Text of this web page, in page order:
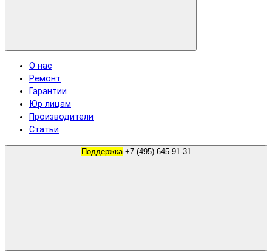
О нас
Ремонт
Гарантии
Юр лицам
Производители
Статьи
Поддержка